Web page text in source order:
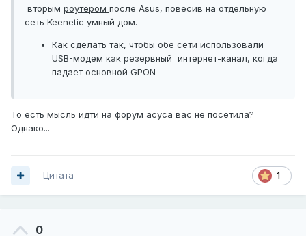
вторым роутером после Asus, повесив на отдельную
сеть Keenetic умный дом.
Как сделать так, чтобы обе сети использовали
USB-модем как резервный интернет-канал, когда
падает основной GPON
То есть мысль идти на форум асуса вас не посетила?
Однако...
1
Цитата
0